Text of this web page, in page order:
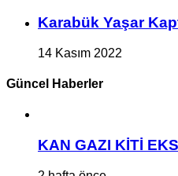
Karabük Yaşar
14 Kasım 2022
Güncel Haberler
KAN GAZI KİTİ